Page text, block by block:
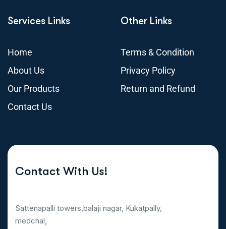
Services Links
Home
About Us
Our Products
Contact Us
Other Links
Terms & Condition
Privacy Policy
Return and Refund
Contact With Us!
Sattenapalli towers,balaji nagar, Kukatpally,
medchal,